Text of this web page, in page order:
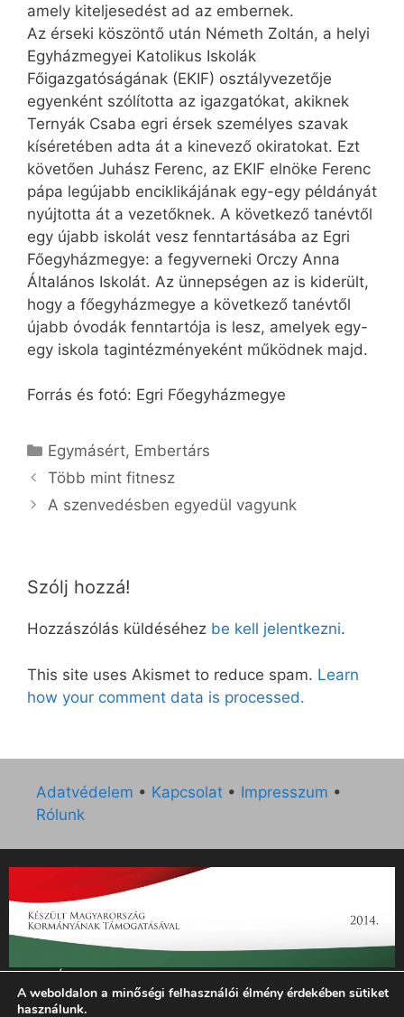
amely kiteljesedést ad az embernek.
Az érseki köszöntő után Németh Zoltán, a helyi
Egyházmegyei Katolikus Iskolák
Főigazgatóságának (EKIF) osztályvezetője
egyenként szólította az igazgatókat, akiknek
Ternyák Csaba egri érsek személyes szavak
kíséretében adta át a kinevező okiratokat. Ezt
követően ­Juhász Ferenc, az EKIF elnöke Ferenc
pápa legújabb enciklikájának egy-egy példányát
nyújtotta át a vezetőknek. A következő tanévtől
egy újabb iskolát vesz fenntartásába az Egri
Főegyházmegye: a fegyverneki Orczy Anna
Általános Iskolát. Az ünnepségen az is kiderült,
hogy a főegyházmegye a következő tanévtől
újabb óvodák fenntartója is lesz, amelyek egy-
egy iskola tagintézményeként működnek majd.
Forrás és fotó: Egri Főegyházmegye
Kategória
Egymásért, Embertárs
Több mint fitnesz
A szenvedésben egyedül vagyunk
Szólj hozzá!
Hozzászólás küldéséhez be kell jelentkezni.
This site uses Akismet to reduce spam. Learn
how your comment data is processed.
Adatvédelem • Kapcsolat • Impresszum •
Rólunk
„Az Új Ember katolikus hetilap 2014. évi működésének
támogatását az EGYH-KCP-14-P-0121 sz. támogatási
A weboldalon a minőségi felhasználói élmény érdekében sütiket
használunk.